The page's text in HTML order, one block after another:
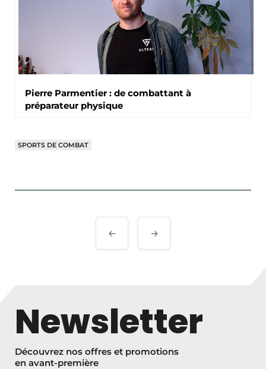
Pierre Parmentier : de combattant à
préparateur physique
SPORTS DE COMBAT
Newsletter
Découvrez nos offres et promotions
en avant-première